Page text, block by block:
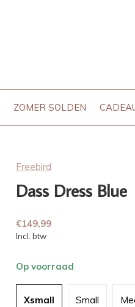
ZOMER SOLDEN
Freebird
Dass Dress Blue
€149,99
Incl. btw
Op voorraad
Xsmall Small